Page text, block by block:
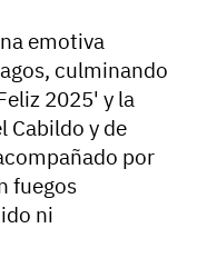
emotiva
culminando
2025' y la
Cabildo y de
por
fuegos
ni